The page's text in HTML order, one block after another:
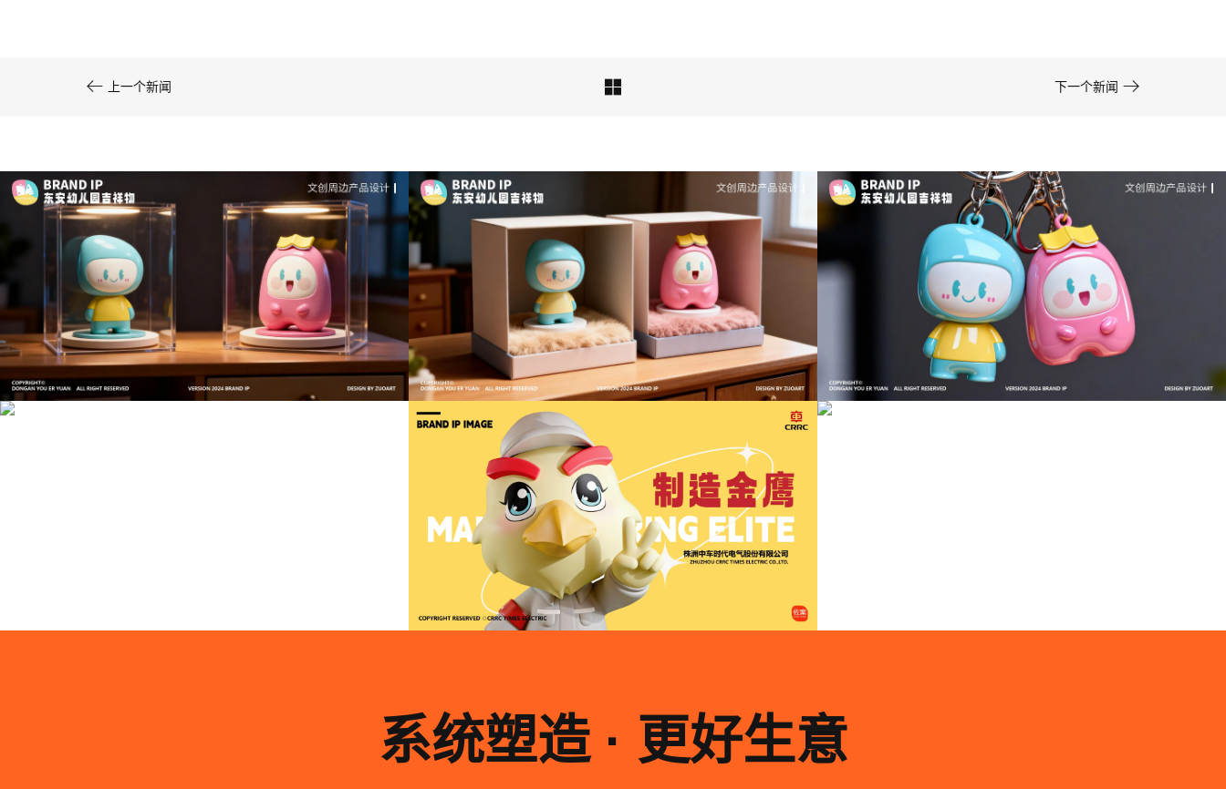
 上一个新闻  下一个新闻 
文创产品设计的成本控制——实战技巧 | IP设计公
司-佐案设计
从战略高度审视文旅ip设计，我们发现这……
成功案例：品牌IP设计的视觉体系 | IP设计公司-佐
案设计
系统塑造 · 更好生意